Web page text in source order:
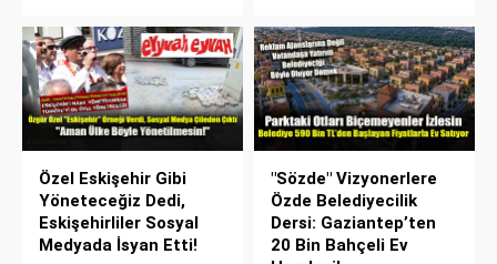
Özel Eskişehir Gibi
Yöneteceğiz Dedi,
Eskişehirliler Sosyal
Medyada İsyan Etti!
"Sözde" Vizyonerlere
Özde Belediyecilik
Dersi: Gaziantep’ten
20 Bin Bahçeli Ev